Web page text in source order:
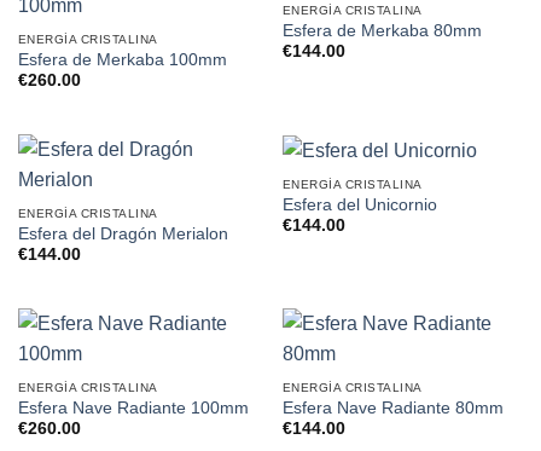
ENERGÍA CRISTALINA
Esfera de Merkaba 100mm
€260.00
ENERGÍA CRISTALINA
Esfera de Merkaba 80mm
€144.00
ENERGÍA CRISTALINA
Esfera del Dragón Merialon
€144.00
ENERGÍA CRISTALINA
Esfera del Unicornio
€144.00
ENERGÍA CRISTALINA
Esfera Nave Radiante 100mm
€260.00
ENERGÍA CRISTALINA
Esfera Nave Radiante 80mm
€144.00